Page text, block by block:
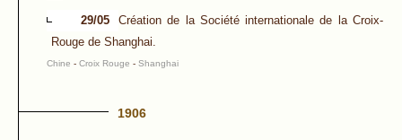
29/05
Création de la Société internationale de la Croix-
Rouge de Shanghai.
Chine - Croix Rouge - Shanghai
1906